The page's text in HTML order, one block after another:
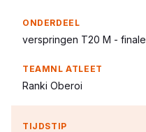
verspringen T20 M - finale
Ranki Oberoi